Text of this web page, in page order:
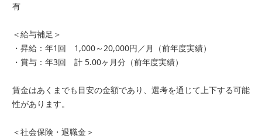
有
＜給与補足＞
・昇給：年1回 1,000～20,000円／月（前年度実績）
・賞与：年3回 計 5.00ヶ月分（前年度実績）
賃金はあくまでも目安の金額であり、選考を通じて上下する可能
性があります。
＜社会保険・退職金＞